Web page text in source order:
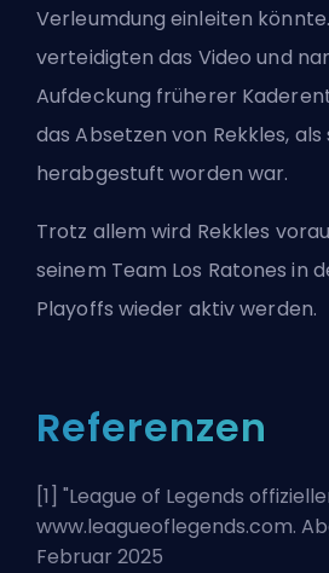
Verleumdung einleiten
verteidigten das Video und
Aufdeckung früherer
das Absetzen von Rekkles,
herabgestuft worden war.
Trotz allem wird Rekkles
seinem Team Los Ratones in
Playoffs wieder aktiv werden.
Referenzen
[1] "League of Legends
www.leagueoflegends.com.
Februar 2025